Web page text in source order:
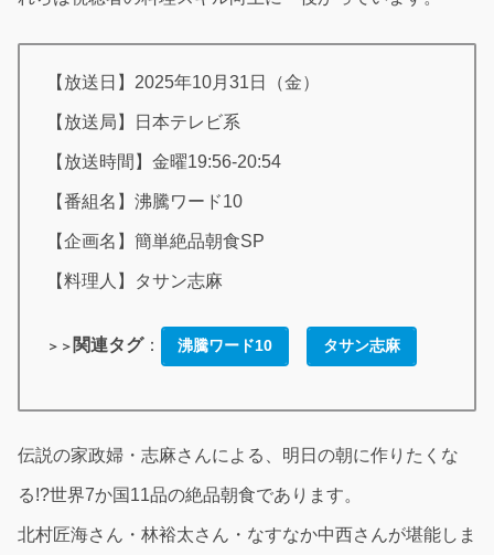
【放送日】2025年10月31日（金）
【放送局】日本テレビ系
【放送時間】金曜19:56-20:54
【番組名】沸騰ワード10
【企画名】簡単絶品朝食SP
【料理人】タサン志麻
＞＞ 関連タグ： 沸騰ワード10 タサン志麻
伝説の家政婦・志麻さんによる、明日の朝に作りたくな
る!?世界7か国11品の絶品朝食であります。
北村匠海さん・林裕太さん・なすなか中西さんが堪能しま